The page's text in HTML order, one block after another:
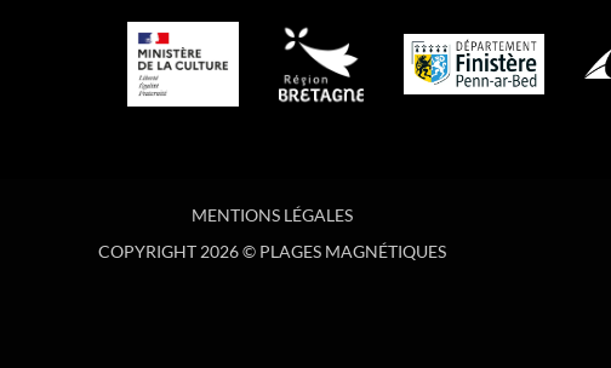
MENTIONS LÉGALES
COPYRIGHT 2026 © PLAGES MAGNÉTIQUES